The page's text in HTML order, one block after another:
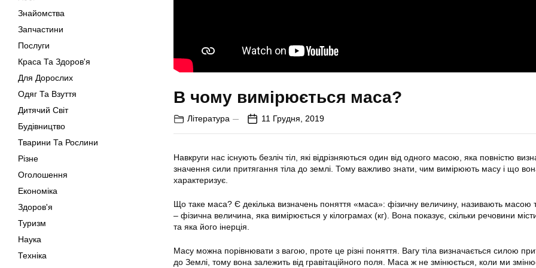
Знайомства
Запчастини
Послуги
Краса Та Здоров'я
Для Дорослих
Одяг Та Взуття
Дитячий Світ
Будівництво
Тварини Та Рослини
Різне
Оголошення
Економіка
Здоров'я
Туризм
Наука
Техніка
В чому вимірюється маса?
Література 11 Грудня, 2019
Навкруги нас існують безліч тіл, які відрізняються один від одного масою, яка повністю
значення сили притягання тіла до землі. Тому важливо знати, чим вимірюють масу і що
характеризує.
Що таке маса? Є декілька визначень поняття «маса»: фізичну величину, називають масою
– фізична величина, яка вимірюється у кілограмах (кг). Вона показує, скільки речовини
та яка його інерція.
Масу можна порівнювати з вагою, проте це різні поняття. Вагу тіла визначається силою
до Землі, тому вона залежить від гравітаційного поля. Маса ж не змінюється, коли ми